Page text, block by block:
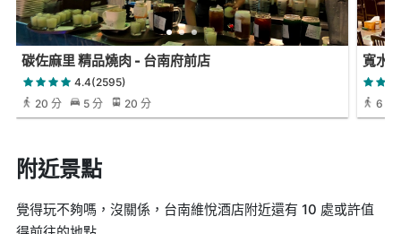
碳佐麻里 精品燒肉 - 台南府前店
4.4(2595)
20 分
5 分 20 分
寬水
6 分
附近景點
覺得玩不夠嗎，沒關係，台南維悅酒店附近還有 10 處或許值